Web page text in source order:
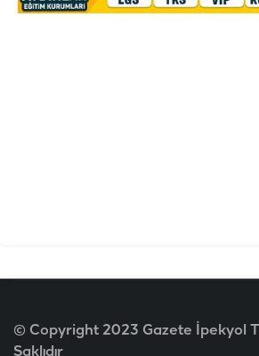
© Copyright 2023 Gazete İpekyol
Saklıdır